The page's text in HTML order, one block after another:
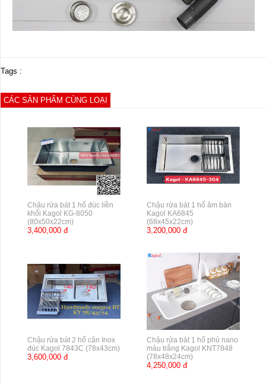
Tags :
CÁC SẢN PHẨM CÙNG LOẠI
Chậu rửa bát 1 hố đúc liền
khối Kagol KG-8050
(80x50x22cm)
3,400,000 đ
Chậu rửa bát 1 hố âm bàn
Kagol KA6845
(68x45x22cm)
3,200,000 đ
Chậu rửa bát 2 hố cân Inox
đúc Kagol 7843C (78x43cm)
3,600,000 đ
Chậu rửa bát 1 hố phủ nano
màu trắng Kagol KNT7848
(78x48x24cm)
4,250,000 đ